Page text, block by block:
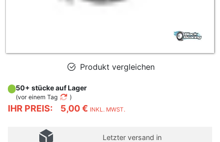
Produkt vergleichen
IHR PREIS: 5,00 € INKL. MWST.
50+ stücke auf Lager
(vor einem Tag )
Letzter versand in